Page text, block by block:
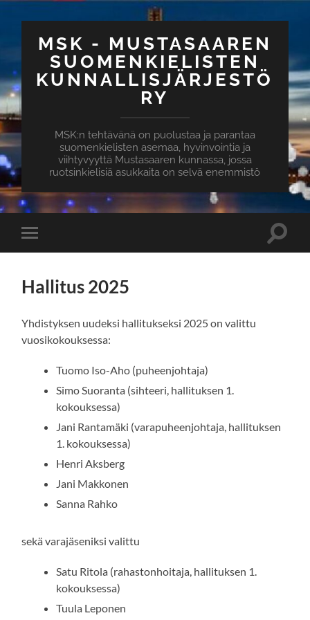
MSK - MUSTASAAREN
SUOMENKIELISTEN
KUNNALLISJÄRJESTÖ
RY
MSK:n tehtävänä on puolustaa ja parantaa
suomenkielisten asemaa, hyvinvointia ja
viihtyvyyttä Mustasaaren kunnassa, jossa
ruotsinkielisiä asukkaita on selvä enemmistö
Hallitus 2025
Yhdistyksen uudeksi hallitukseksi 2025 on valittu
vuosikokouksessa:
Tuomo Iso-Aho (puheenjohtaja)
Simo Suoranta (sihteeri, hallituksen 1.
kokouksessa)
Jani Rantamäki (varapuheenjohtaja, hallituksen
1. kokouksessa)
Henri Aksberg
Jani Makkonen
Sanna Rahko
sekä varajäseniksi valittu
Satu Ritola (rahastonhoitaja, hallituksen 1.
kokouksessa)
Tuula Leponen